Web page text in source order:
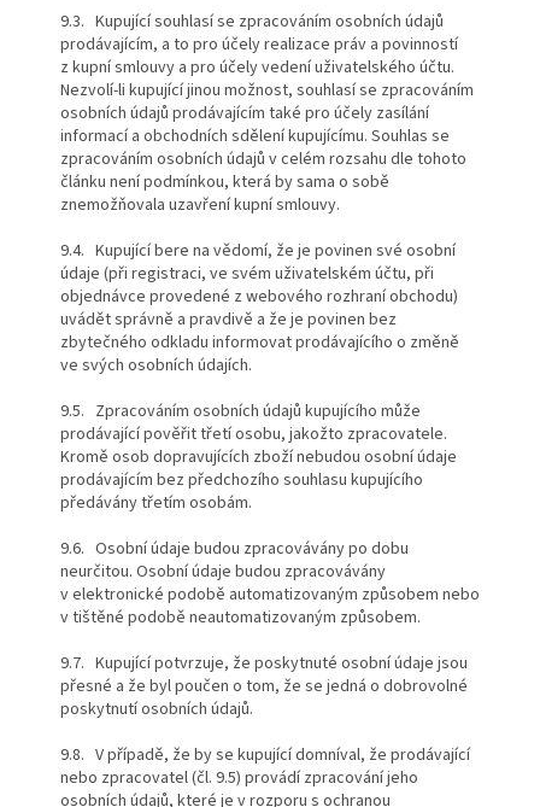
9.3. Kupující souhlasí se zpracováním osobních údajů
prodávajícím, a to pro účely realizace práv a povinností
z kupní smlouvy a pro účely vedení uživatelského účtu.
Nezvolí-li kupující jinou možnost, souhlasí se zpracováním
osobních údajů prodávajícím také pro účely zasílání
informací a obchodních sdělení kupujícímu. Souhlas se
zpracováním osobních údajů v celém rozsahu dle tohoto
článku není podmínkou, která by sama o sobě
znemožňovala uzavření kupní smlouvy.
9.4. Kupující bere na vědomí, že je povinen své osobní
údaje (při registraci, ve svém uživatelském účtu, při
objednávce provedené z webového rozhraní obchodu)
uvádět správně a pravdivě a že je povinen bez
zbytečného odkladu informovat prodávajícího o změně
ve svých osobních údajích.
9.5. Zpracováním osobních údajů kupujícího může
prodávající pověřit třetí osobu, jakožto zpracovatele.
Kromě osob dopravujících zboží nebudou osobní údaje
prodávajícím bez předchozího souhlasu kupujícího
předávány třetím osobám.
9.6. Osobní údaje budou zpracovávány po dobu
neurčitou. Osobní údaje budou zpracovávány
v elektronické podobě automatizovaným způsobem nebo
v tištěné podobě neautomatizovaným způsobem.
9.7. Kupující potvrzuje, že poskytnuté osobní údaje jsou
přesné a že byl poučen o tom, že se jedná o dobrovolné
poskytnutí osobních údajů.
9.8. V případě, že by se kupující domníval, že prodávající
nebo zpracovatel (čl. 9.5) provádí zpracování jeho
osobních údajů, které je v rozporu s ochranou